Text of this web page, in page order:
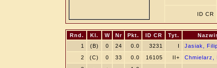
ID CR
Rnd. Kl. W Nr Pkt. ID CR Tyt.
1
(B) 0 24 0.0 3231 I
Jasiak,
2
(C) 0 33 0.0 16105 II+
Chmielarz,